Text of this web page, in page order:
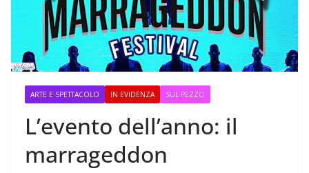
ARTE E SPETTACOLO IN EVIDENZA SUL PEZZO
L’evento dell’anno: il
marrageddon